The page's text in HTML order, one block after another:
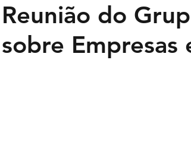
Reunião do
sobre Empresas